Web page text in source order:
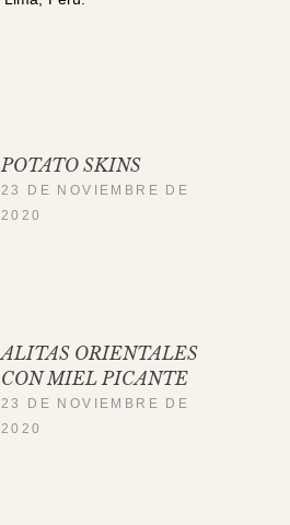
POTATO SKINS
23 DE NOVIEMBRE DE
2020
ALITAS ORIENTALES
CON MIEL PICANTE
23 DE NOVIEMBRE DE
2020